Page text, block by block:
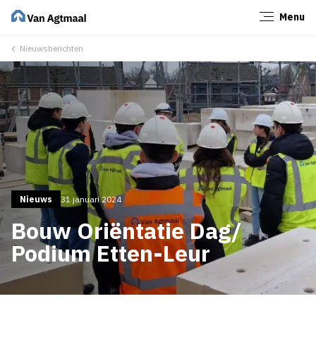
Menu
Nieuwsberichten
Nieuws 31 januari 2024
Bouw Oriëntatie Dag/
Podium Etten-Leur
Sluiten